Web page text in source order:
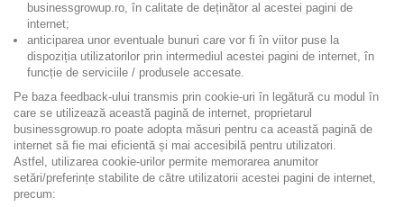
businessgrowup.ro, în calitate de deținător al acestei pagini de
internet;
anticiparea unor eventuale bunuri care vor fi în viitor puse la
dispoziția utilizatorilor prin intermediul acestei pagini de internet, în
funcție de serviciile / produsele accesate.
Pe baza feedback-ului transmis prin cookie-uri în legătură cu modul în
care se utilizează această pagină de internet, proprietarul
businessgrowup.ro poate adopta măsuri pentru ca această pagină de
internet să fie mai eficientă și mai accesibilă pentru utilizatori.
Astfel, utilizarea cookie-urilor permite memorarea anumitor
setări/preferințe stabilite de către utilizatorii acestei pagini de internet,
precum: